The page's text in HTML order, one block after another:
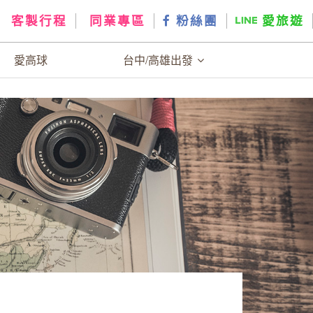
客製行程 同業專區 粉絲團 愛旅遊
愛高球 台中/高雄出發